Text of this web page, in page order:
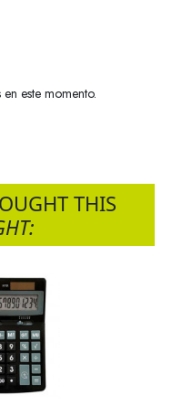
este momento.
THIS